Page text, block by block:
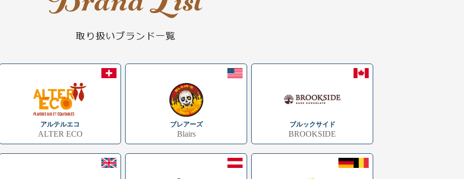
アルテルエコ
ALTER ECO
ブレアーズ
Blairs
ブルックサイド
BROOKSIDE